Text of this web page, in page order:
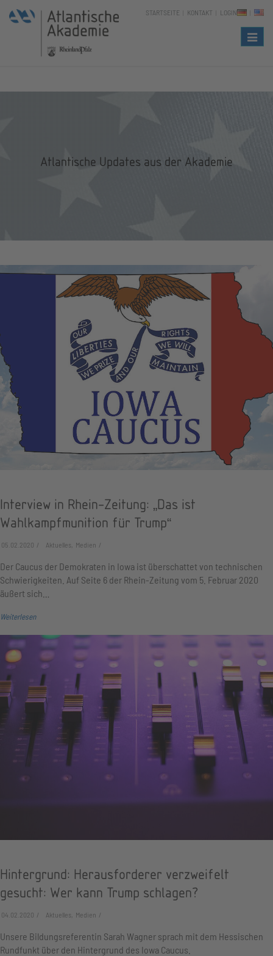
STARTSEITE KONTAKT LOGIN
Atlantische Updates aus der Akademie
Interview in Rhein-Zeitung: „Das ist
Wahlkampfmunition für Trump“
05.02.2020 Aktuelles, Medien
Der Caucus der Demokraten in Iowa ist überschattet von technischen
Schwierigkeiten. Auf Seite 6 der Rhein-Zeitung vom 5. Februar 2020
äußert sich…
Weiterlesen
Hintergrund: Herausforderer verzweifelt
gesucht: Wer kann Trump schlagen?
04.02.2020 Aktuelles, Medien
Unsere Bildungsreferentin Sarah Wagner sprach mit dem Hessischen
Rundfunkt über den Hintergrund des Iowa Caucus.